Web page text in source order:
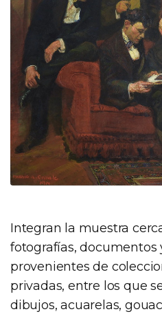
Integran la muestra
fotografías, documentos
provenientes de
privadas, entre los que
dibujos, acuarelas,